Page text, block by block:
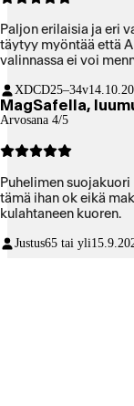
Paljon erilaisia ja eri
täytyy myöntää että
valinnassa ei voi
XDCD25–34v
MagSafella,
Arvosana 4/5
Puhelimen
tämä ihan ok eikä
kulahtaneen kuoren.
Justus65 tai yli